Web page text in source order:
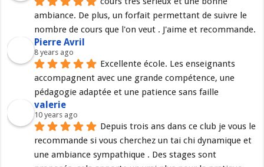
ambiance. De plus, un forfait permettant de suivre le
nombre de cours que l'on veut . J'aime et recommande.
Pierre Avril
8 years ago
Excellente école. Les enseignants
accompagnent avec une grande compétence, une
pédagogie adaptée et une patience sans faille
valerie
10 years ago
Depuis trois ans dans ce club je vous le
recommande si vous cherchez un tai chi dynamique et
une ambiance sympathique . Des stages sont